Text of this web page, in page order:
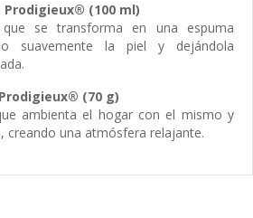
(100 ml)
se transforma en una espuma
suavemente la piel y dejándola
(70 g)
ambienta el hogar con el mismo y
creando una atmósfera relajante.